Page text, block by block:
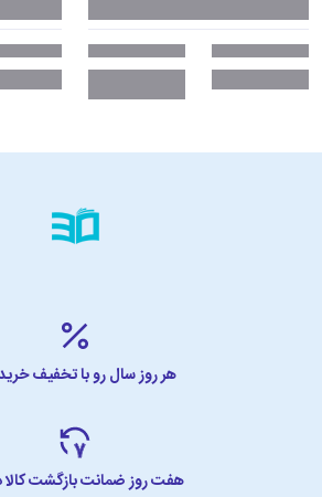
هر روز سال رو با تخفیف
هفت روز ضمانت بازگشت کالا